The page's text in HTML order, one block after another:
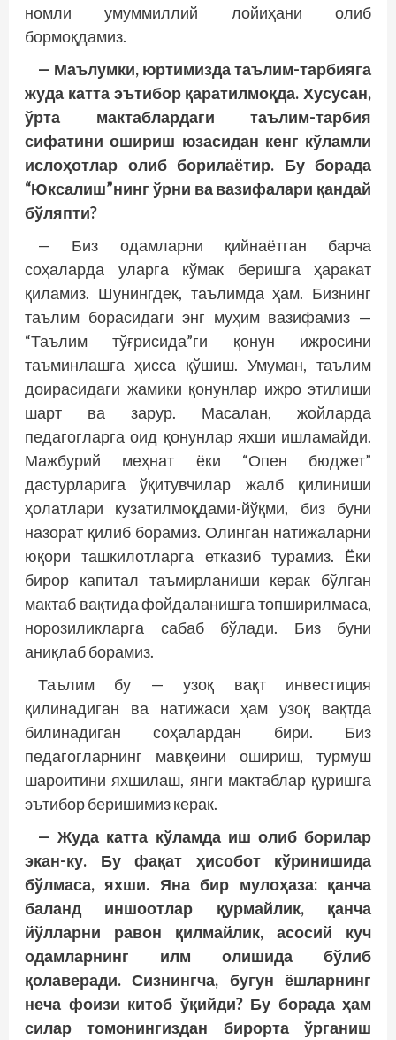
номли умуммиллий лойиҳани олиб
бормоқдамиз.
— Маълумки, юртимизда таълим-тарбияга
жуда катта эътибор қаратилмоқда. Хусусан,
ўрта мактаблардаги таълим-тарбия
сифатини ошириш юзасидан кенг кўламли
ислоҳотлар олиб борилаётир. Бу борада
“Юксалиш”нинг ўрни ва вазифалари қандай
бўляпти?
— Биз одамларни қийнаётган барча
соҳаларда уларга кўмак беришга ҳаракат
қиламиз. Шунингдек, таълимда ҳам. Бизнинг
таълим борасидаги энг муҳим вазифамиз —
“Таълим тўғрисида”ги қонун ижросини
таъминлашга ҳисса қўшиш. Умуман, таълим
доирасидаги жамики қонунлар ижро этилиши
шарт ва зарур. Масалан, жойларда
педагогларга оид қонунлар яхши ишламайди.
Мажбурий меҳнат ёки “Опен бюджет”
дастурларига ўқитувчилар жалб қилиниши
ҳолатлари кузатилмоқдами-йўқми, биз буни
назорат қилиб борамиз. Олинган натижаларни
юқори ташкилотларга етказиб турамиз. Ёки
бирор капитал таъмирланиши керак бўлган
мактаб вақтида фойдаланишга топширилмаса,
норозиликларга сабаб бўлади. Биз буни
аниқлаб борамиз.
Таълим бу — узоқ вақт инвестиция
қилинадиган ва натижаси ҳам узоқ вақтда
билинадиган соҳалардан бири. Биз
педагогларнинг мавқеини ошириш, турмуш
шароитини яхшилаш, янги мактаблар қуришга
эътибор беришимиз керак.
— Жуда катта кўламда иш олиб борилар
экан-ку. Бу фақат ҳисобот кўринишида
бўлмаса, яхши. Яна бир мулоҳаза: қанча
баланд иншоотлар қурмайлик, қанча
йўлларни равон қилмайлик, асосий куч
одамларнинг илм олишида бўлиб
қолаверади. Сизнингча, бугун ёшларнинг
неча фоизи китоб ўқийди? Бу борада ҳам
силар томонингиздан бирорта ўрганиш